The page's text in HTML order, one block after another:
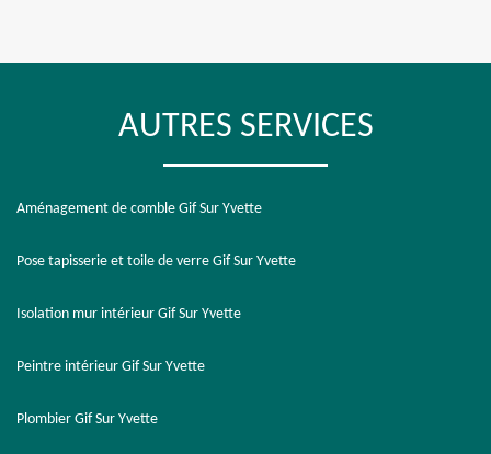
AUTRES SERVICES
Aménagement de comble Gif Sur Yvette
Pose tapisserie et toile de verre Gif Sur Yvette
Isolation mur intérieur Gif Sur Yvette
Peintre intérieur Gif Sur Yvette
Plombier Gif Sur Yvette